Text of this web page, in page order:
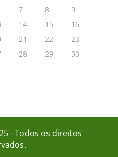
7 8
9
14 15
16
21 22
23
28 29
30
- Todos os direitos